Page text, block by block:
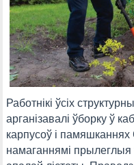
Работнікі ўсіх
арганізавалі ўборку ў
карпусоў і
намаганнямі